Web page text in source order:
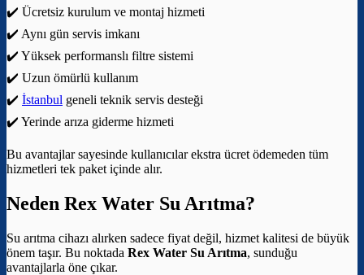
✔️ Ücretsiz kurulum ve montaj hizmeti
✔️ Aynı gün servis imkanı
✔️ Yüksek performanslı filtre sistemi
✔️ Uzun ömürlü kullanım
✔️ İstanbul geneli teknik servis desteği
✔️ Yerinde arıza giderme hizmeti
Bu avantajlar sayesinde kullanıcılar ekstra ücret ödemeden tüm
hizmetleri tek paket içinde alır.
Neden Rex Water Su Arıtma?
Su arıtma cihazı alırken sadece fiyat değil, hizmet kalitesi de büyük
önem taşır. Bu noktada Rex Water Su Arıtma, sunduğu
avantajlarla öne çıkar.